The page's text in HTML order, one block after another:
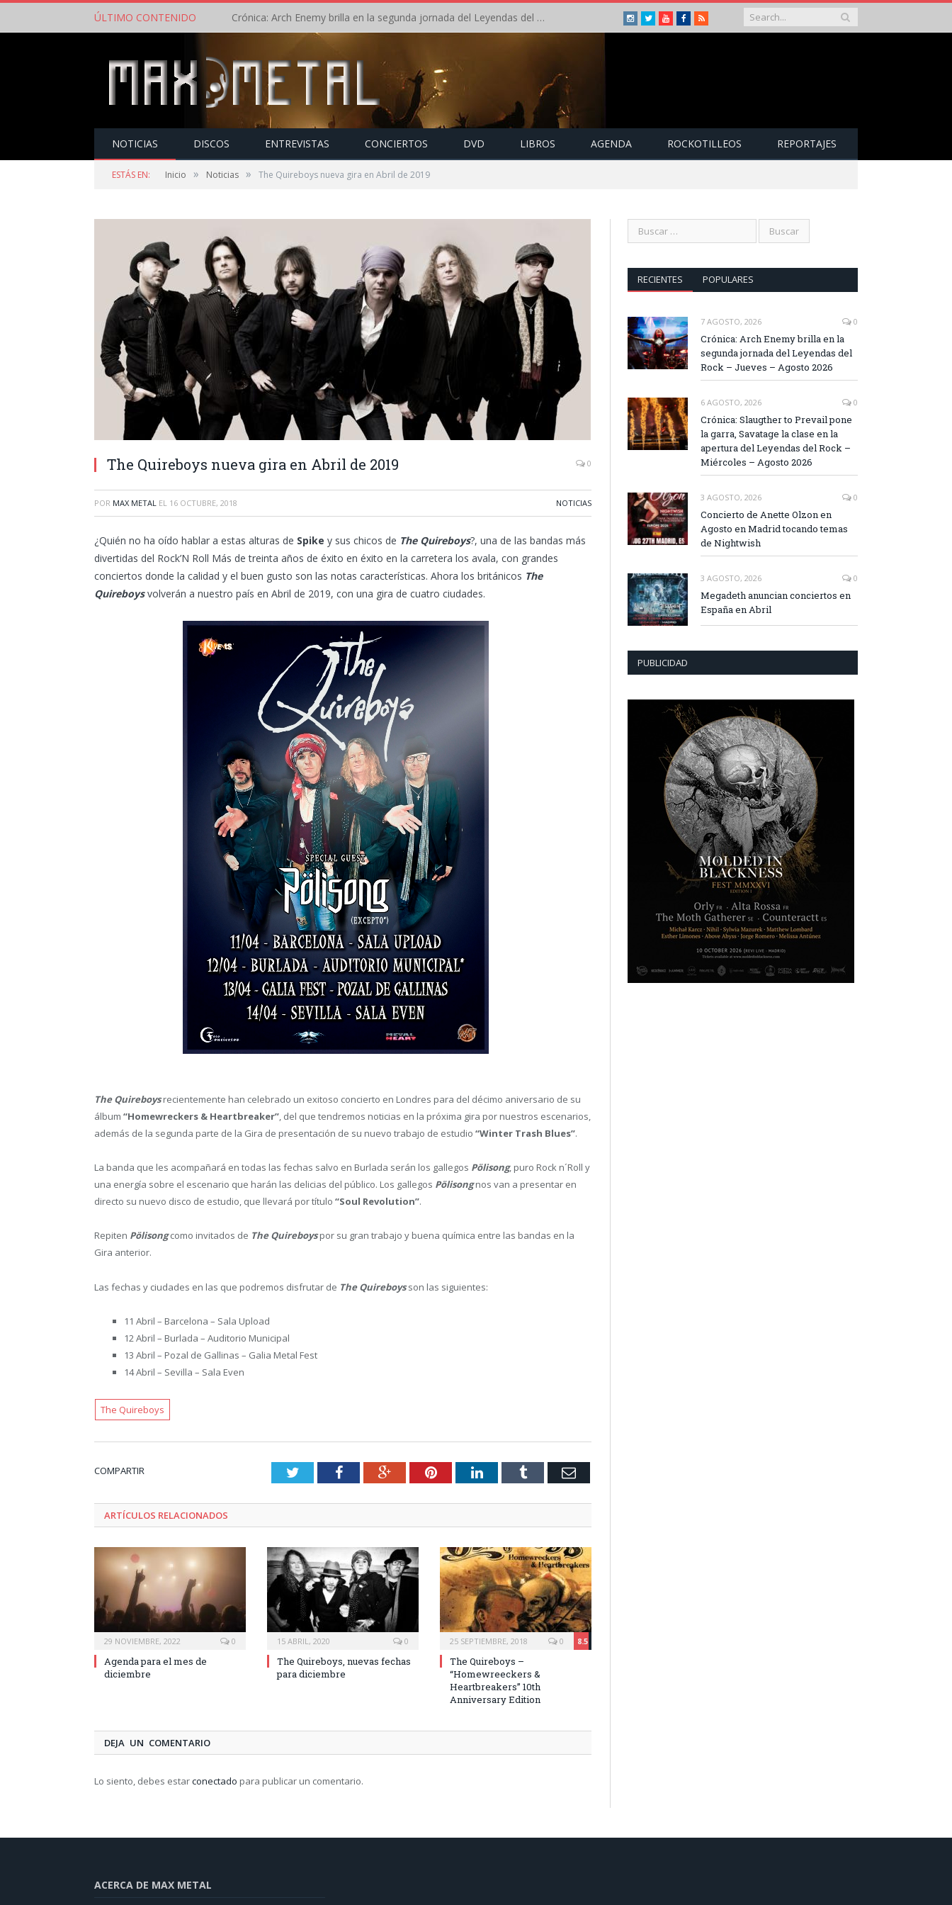
ÚLTIMO CONTENIDO Crónica: Arch Enemy brilla en la segunda jornada del Leyendas del Rock – Jueves – Agosto 2026 Instagram
TwitterYoutubeFacebook
RSS
NOTICIAS DISCOS ENTREVISTAS CONCIERTOS DVD LIBROS AGENDA ROCKOTILLEOS REPORTAJES
ESTÁS EN: Inicio » Noticias » The Quireboys nueva gira en Abril de 2019
The Quireboys nueva gira en Abril de 2019 0
POR MAX METAL EL 16 OCTUBRE, 2018 NOTICIAS
¿Quién no ha oído hablar a estas alturas de Spike y sus chicos de The Quireboys?, una de las bandas más
divertidas del Rock’N Roll Más de treinta años de éxito en éxito en la carretera los avala, con grandes
conciertos donde la calidad y el buen gusto son las notas características. Ahora los británicos The
Quireboysvolverán a nuestro país en Abril de 2019, con una gira de cuatro ciudades.
The Quireboysrecientemente han celebrado un exitoso concierto en Londres para del décimo aniversario de su
álbum “Homewreckers & Heartbreaker”, del que tendremos noticias en la próxima gira por nuestros escenarios,
además de la segunda parte de la Gira de presentación de su nuevo trabajo de estudio “Winter Trash Blues”.
La banda que les acompañará en todas las fechas salvo en Burlada serán los gallegos Pölisong, puro Rock n´Roll y
una energía sobre el escenario que harán las delicias del público. Los gallegos Pölisongnos van a presentar en
directo su nuevo disco de estudio, que llevará por título “Soul Revolution”.
Repiten Pölisongcomo invitados de The Quireboyspor su gran trabajo y buena química entre las bandas en la
Gira anterior.
Las fechas y ciudades en las que podremos disfrutar de The Quireboysson las siguientes:
11 Abril – Barcelona – Sala Upload
12 Abril – Burlada – Auditorio Municipal
13 Abril – Pozal de Gallinas – Galia Metal Fest
14 Abril – Sevilla – Sala Even
The Quireboys
COMPARTIR TwitterFacebookGoogle+PinterestLinkedInTumblr Email
ARTÍCULOS RELACIONADOS
29 NOVIEMBRE, 2022 0
Agenda para el mes de
diciembre
15 ABRIL, 2020 0
The Quireboys, nuevas fechas
para diciembre
25 SEPTIEMBRE, 2018 8.5
0
The Quireboys –
“Homewreeckers &
Heartbreakers” 10th
Anniversary Edition
DEJA UN COMENTARIO
Lo siento, debes estarconectado para publicar un comentario.
RECIENTES POPULARES
7 AGOSTO, 2026 0
Crónica: Arch Enemy brilla en la
segunda jornada del Leyendas del
Rock – Jueves – Agosto 2026
6 AGOSTO, 2026 0
Crónica: Slaugther to Prevail pone
la garra, Savatage la clase en la
apertura del Leyendas del Rock –
Miércoles – Agosto 2026
3 AGOSTO, 2026 0
Concierto de Anette Olzon en
Agosto en Madrid tocando temas
de Nightwish
3 AGOSTO, 2026 0
Megadeth anuncian conciertos en
España en Abril
PUBLICIDAD
ACERCA DE MAX METAL